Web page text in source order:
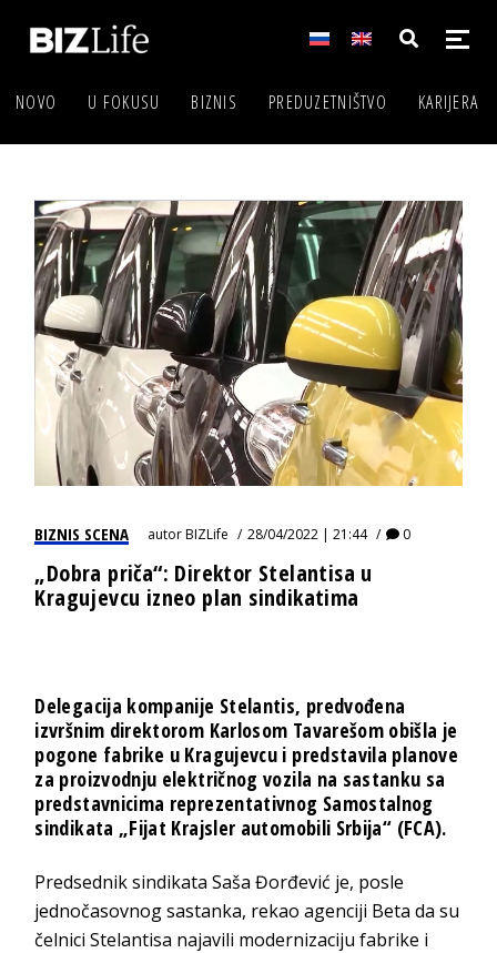
NOVO U FOKUSU BIZNIS PREDUZETNIŠTVO KARIJERA
BIZNIS SCENA autorBIZLife 28/04/2022 | 21:44 0
„Dobra priča“: Direktor Stelantisa u
Kragujevcu izneo plan sindikatima
Delegacija kompanije Stelantis, predvođena
izvršnim direktorom Karlosom Tavarešom obišla je
pogone fabrike u Kragujevcu i predstavila planove
za proizvodnju električnog vozila na sastanku sa
predstavnicima reprezentativnog Samostalnog
sindikata „Fijat Krajsler automobili Srbija“ (FCA).
Predsednik sindikata Saša Đorđević je, posle
jednočasovnog sastanka, rekao agenciji Beta da su
čelnici Stelantisa najavili modernizaciju fabrike i